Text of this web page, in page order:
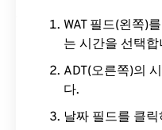
WAT 필드(왼쪽)
는 시간을 선택합
ADT(오른쪽)의
다.
날짜 필드를 클